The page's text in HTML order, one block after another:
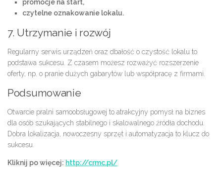
promocje na start,
czytelne oznakowanie lokalu.
7. Utrzymanie i rozwój
Regularny serwis urządzeń oraz dbałość o czystość lokalu to
podstawa sukcesu. Z czasem możesz rozważyć rozszerzenie
oferty, np. o pranie dużych gabarytów lub współpracę z firmami.
Podsumowanie
Otwarcie pralni samoobsługowej to atrakcyjny pomysł na biznes
dla osób szukających stabilnego i skalowalnego źródła dochodu.
Dobra lokalizacja, nowoczesny sprzęt i automatyzacja to klucz do
sukcesu.
Kliknij po więcej: http://crmc.pl/